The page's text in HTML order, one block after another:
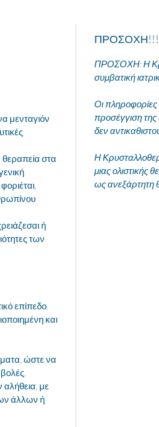
μενταγιόν
στα
ή
των
επίπεδο.
και
ώστε να
με
άλλων ή
ΠΡΟΣΟΧΗ!!!
ΠΡΟΣΟΧΗ: Η
συμβατική
Οι
προσέγγιση της
δεν
Η
μιας ολιστικής
ως ανεξάρτητη